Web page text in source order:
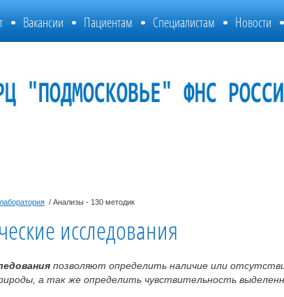
Вакансии Пациентам Специалистам Новости
/ Анализы - 130 методик
исследования
позволяют определить наличие или
а так же определить чувствительность